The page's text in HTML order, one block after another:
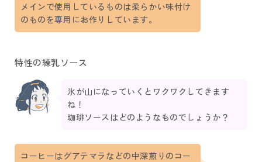
メインで使用しているものは柔らかい味付け
のものを専用にお作りしています。
特性の練乳ソース
氷が山になっていくとワクワクしてきます
ね！
珈琲ソースはどのようなものでしょうか？
コーヒーはグアテマラなどの中深煎りのコー